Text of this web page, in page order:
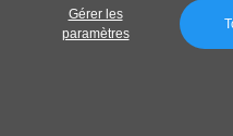
Informations
Gérer les
paramètres